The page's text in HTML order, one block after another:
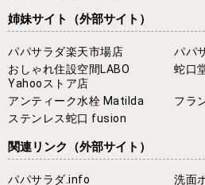
姉妹サイト （外部サイト）
パパサラダ楽天市場店
パパ
おしゃれ住設空間LABO
Yahooストア店
蛇口
アンティーク水栓 Matilda
フラ
ステンレス蛇口 fusion
関連リンク （外部サイト）
パパサラダ.info 洗面